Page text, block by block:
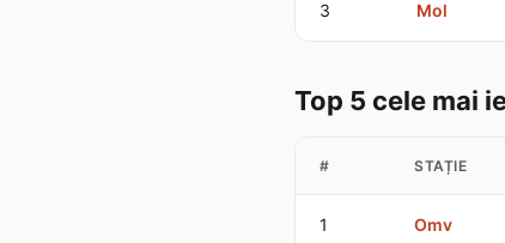
3 Mol
Top 5 cele mai
# STAȚIE
1 Omv